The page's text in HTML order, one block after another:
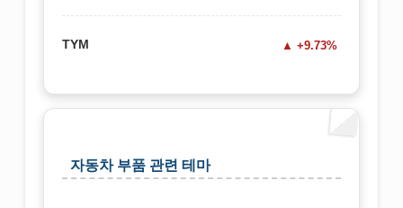
TYM +9.73%
자동차 부품 관련 테마